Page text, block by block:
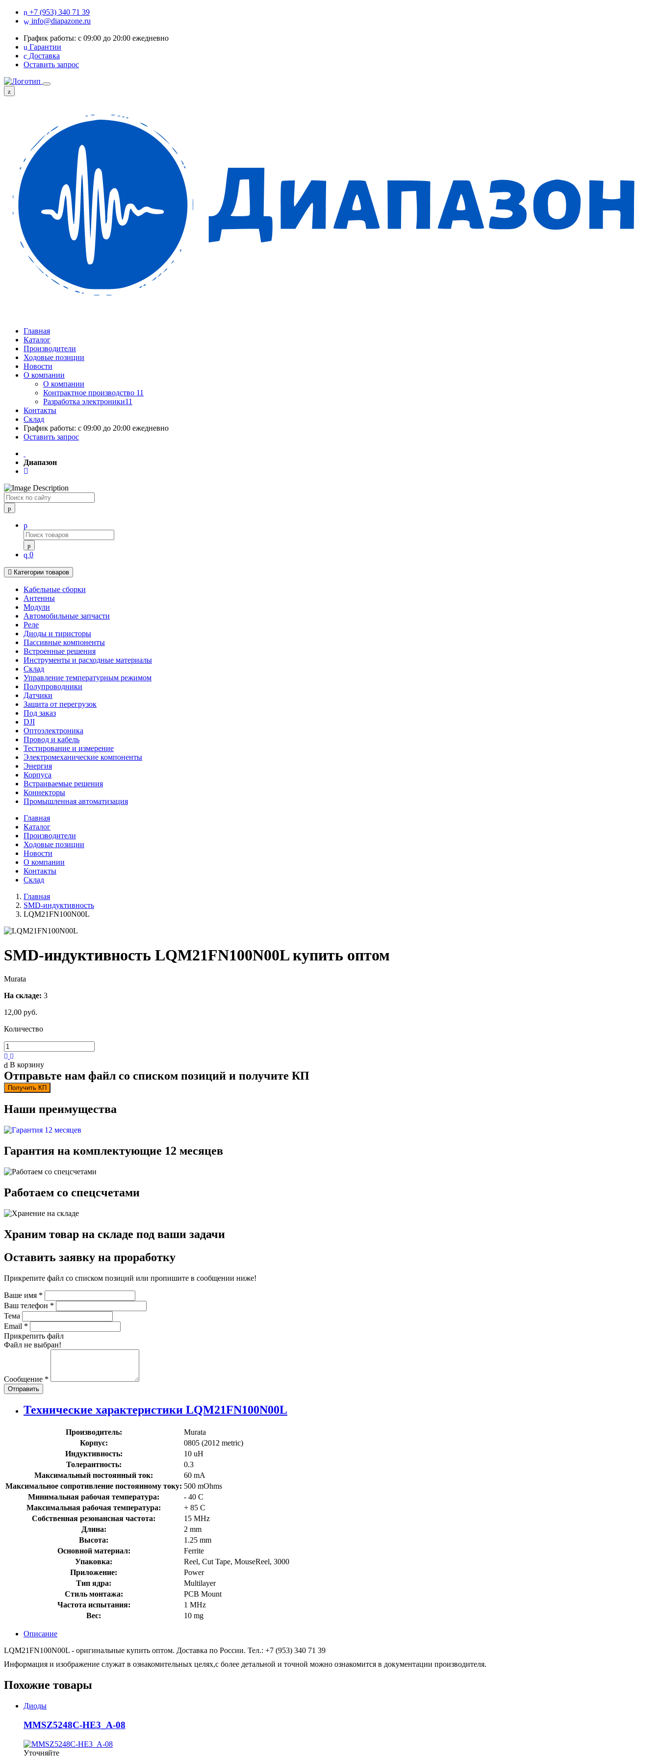
+7 (953) 340 71 39
info@diapazone.ru
График работы: с 09:00 до 20:00 ежедневно
Гарантии
Доставка
Оставить запрос
Главная
Каталог
Производители
Ходовые позиции
Новости
О компании
О компании
Контрактное производство 11
Разработка электроники11
Контакты
Склад
График работы: с 09:00 до 20:00 ежедневно
Оставить запрос
Диапазон
Поиск
0
Категории товаров
Кабельные сборки
Антенны
Модули
Автомобильные запчасти
Реле
Диоды и тиристоры
Пассивные компоненты
Встроенные решения
Инструменты и расходные материалы
Склад
Управление температурным режимом
Полупроводники
Датчики
Защита от перегрузок
Под заказ
DJI
Оптоэлектроника
Провод и кабель
Тестирование и измерение
Электромеханические компоненты
Энергия
Корпуса
Встраиваемые решения
Коннекторы
Промышленная автоматизация
Главная
Каталог
Производители
Ходовые позиции
Новости
О компании
Контакты
Склад
Главная
SMD-индуктивность
LQM21FN100N00L
SMD-индуктивность LQM21FN100N00L купить оптом
Murata
На складе: 3
12,00 руб.
Количество
В корзину
Отправьте нам файл со списком позиций и получите КП
Получить КП
Наши преимущества
Гарантия на комплектующие 12 месяцев
Работаем со спецсчетами
Храним товар на складе под ваши задачи
Оставить заявку на проработку
Прикрепите файл со списком позиций или пропишите в сообщении ниже!
Ваше имя *
Ваш телефон *
Тема
Email *
Прикрепить файл
Файл не выбран!
Сообщение *
Отправить
Технические характеристики LQM21FN100N00L
Производитель:
Murata
Корпус:
0805 (2012 metric)
Индуктивность:
10 uH
Толерантность:
0.3
Максимальный постоянный ток:
60 mA
Максимальное сопротивление постоянному току: 500 mOhms
Минимальная рабочая температура:
- 40 C
Максимальная рабочая температура:
+ 85 C
Собственная резонансная частота:
15 MHz
Длина:
2 mm
Высота:
1.25 mm
Основной материал:
Ferrite
Упаковка:
Reel, Cut Tape, MouseReel, 3000
Приложение:
Power
Тип ядра:
Multilayer
Стиль монтажа:
PCB Mount
Частота испытания:
1 MHz
Вес:
10 mg
Описание
LQM21FN100N00L - оригинальные купить оптом. Доставка по России. Тел.: +7 (953) 340 71 39
Информация и изображение служат в ознакомительных целях,с более детальной и точной можно ознакомится в документации производителя.
Похожие товары
Диоды
MMSZ5248C-HE3_A-08
Уточняйте